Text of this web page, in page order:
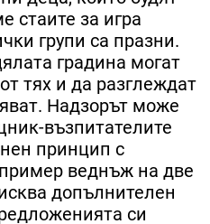
стаите за игра
групи са празни.
градина могат
тях и да разглеждат
Надзорът може
възпитателите
принцип с
веднъж на две
допълнителен
си